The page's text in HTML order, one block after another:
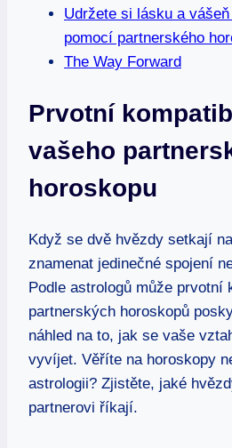
Udržete si ⁤lásku a
pomocí partnerského⁢
The ⁢Way Forward
Prvotní
vašeho
horoskopu
Když se dvě hvězdy‌ setkají
znamenat jedinečné‌ spojení
Podle astrologů může ​prvotní
partnerských horoskopů
náhled⁣ na to, jak se vaše
vyvíjet. Věříte na horoskopy⁣
astrologii? Zjistěte, jaké
partnerovi říkají.